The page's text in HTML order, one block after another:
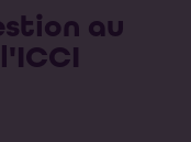
au